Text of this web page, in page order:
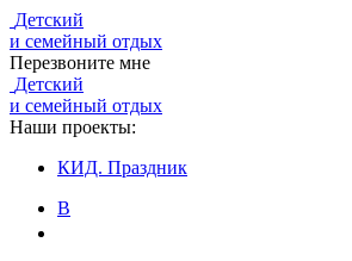
Детский
и семейный отдых
Перезвоните мне
Детский
и семейный отдых
Наши проекты:
КИД. Праздник
В